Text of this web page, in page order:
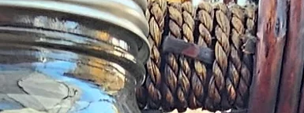
lanzamiento,
Dichos problemas
página de
subsanar el error
horas. Si se
corregimos